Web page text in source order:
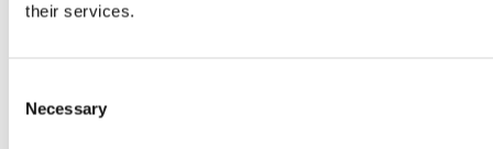
their services.
Selection
Necessary